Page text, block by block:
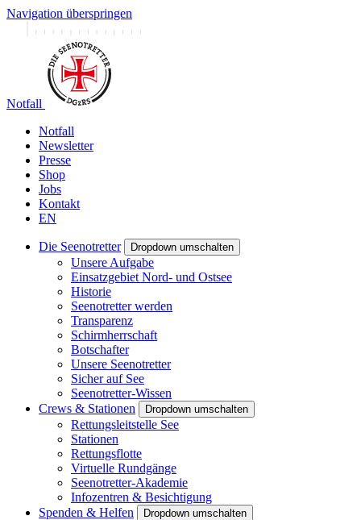
Navigation überspringen
Notfall
Notfall
Newsletter
Presse
Shop
Jobs
Kontakt
EN
Die Seenotretter Dropdown umschalten
Unsere Aufgabe
Einsatzgebiet Nord- und Ostsee
Historie
Seenotretter werden
Transparenz
Schirmherrschaft
Botschafter
Unsere Seenotretter
Sicher auf See
Seenotretter-Wissen
Crews & Stationen
Dropdown umschalten
Rettungsleitstelle See
Stationen
Rettungsflotte
Virtuelle Rundgänge
Seenotretter-Akademie
Infozentren & Besichtigung
Spenden & Helfen
Dropdown umschalten